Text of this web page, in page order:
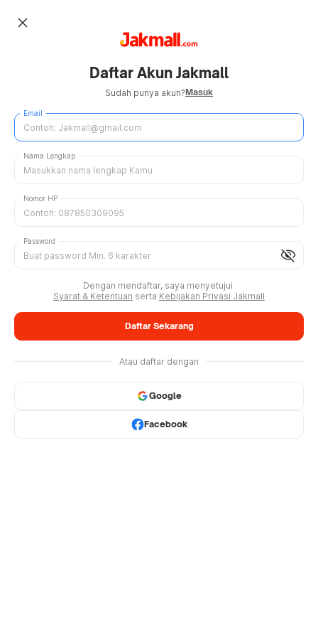
close
Daftar Akun Jakmall
Sudah punya akun?Masuk
Email
Nama Lengkap
Nomor HP
visibility_off
Password
Dengan mendaftar, saya menyetujui
Syarat & Ketentuan serta Kebijakan Privasi Jakmall
Daftar Sekarang
Atau daftar dengan
Google
Facebook